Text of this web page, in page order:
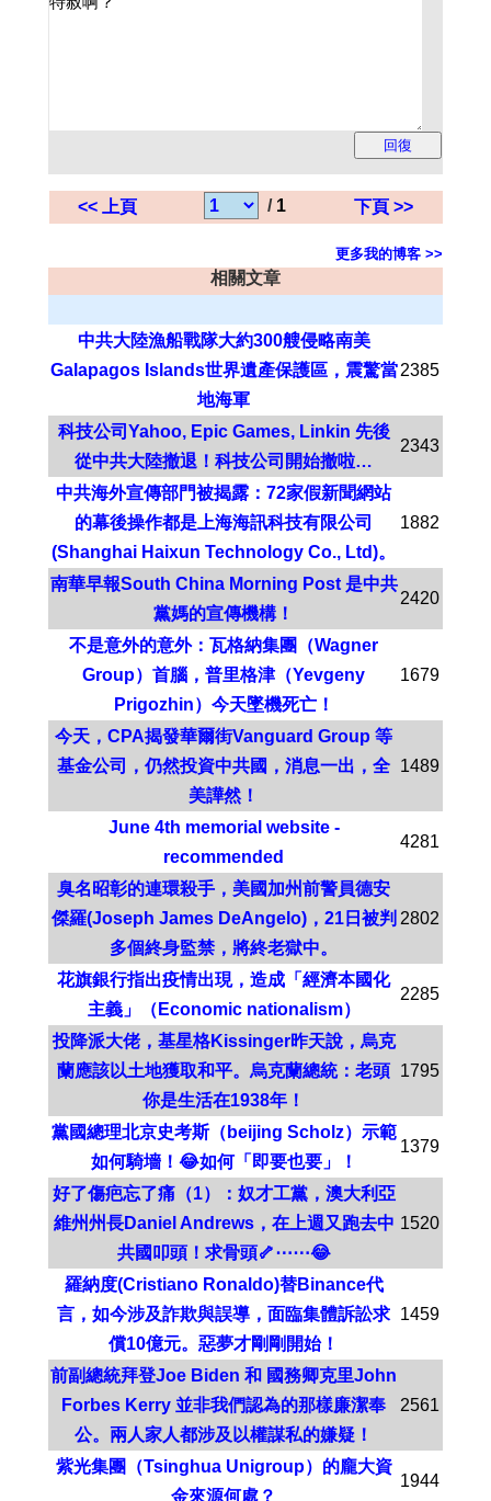
<< 上頁 / 1 下頁 >>
更多我的博客 >>
相關文章
中共大陸漁船戰隊大約300艘侵略南美
Galapagos Islands世界遺產保護區，震驚當
地海軍
2385
科技公司Yahoo, Epic Games, Linkin 先後
從中共大陸撤退！科技公司開始撤啦…
2343
中共海外宣傳部門被揭露：72家假新聞網站
的幕後操作都是上海海訊科技有限公司
(Shanghai Haixun Technology Co., Ltd)。
1882
南華早報South China Morning Post 是中共
黨媽的宣傳機構！
2420
不是意外的意外：瓦格納集團（Wagner
Group）首腦，普里格津（Yevgeny
Prigozhin）今天墜機死亡！
1679
今天，CPA揭發華爾街Vanguard Group 等
基金公司，仍然投資中共國，消息一出，全
美譁然！
1489
June 4th memorial website -
recommended
4281
臭名昭彰的連環殺手，美國加州前警員德安
傑羅(Joseph James DeAngelo)，21日被判
多個終身監禁，將終老獄中。
2802
花旗銀行指出疫情出現，造成「經濟本國化
主義」（Economic nationalism）
2285
投降派大佬，基星格Kissinger昨天說，烏克
蘭應該以土地獲取和平。烏克蘭總統：老頭
你是生活在1938年！
1795
黨國總理北京史考斯（beijing Scholz）示範
如何騎墻！😂如何「即要也要」！
1379
好了傷疤忘了痛（1）：奴才工黨，澳大利亞
維州州長Daniel Andrews，在上週又跑去中
共國叩頭！求骨頭🦴⋯⋯😂
1520
羅納度(Cristiano Ronaldo)替Binance代
言，如今涉及詐欺與誤導，面臨集體訴訟求
償10億元。惡夢才剛剛開始！
1459
前副總統拜登Joe Biden 和 國務卿克里John
Forbes Kerry 並非我們認為的那樣廉潔奉
公。兩人家人都涉及以權謀私的嫌疑！
2561
紫光集團（Tsinghua Unigroup）的龐大資
金來源何處？
1944